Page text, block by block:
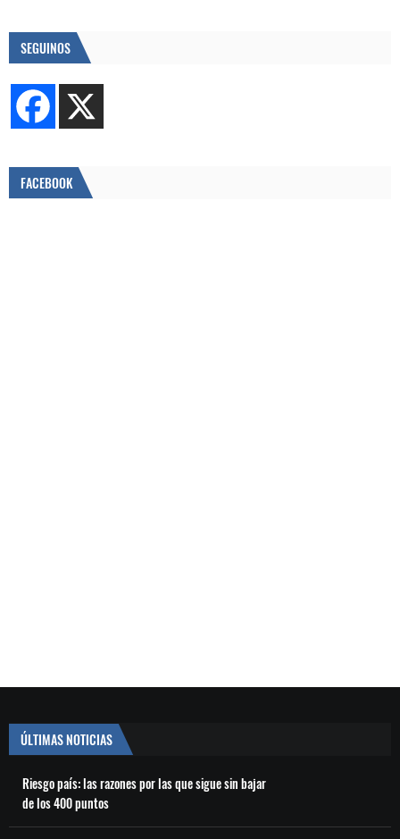
SEGUINOS
FACEBOOK
ÚLTIMAS NOTICIAS
Riesgo país: las razones por las que sigue sin bajar
de los 400 puntos